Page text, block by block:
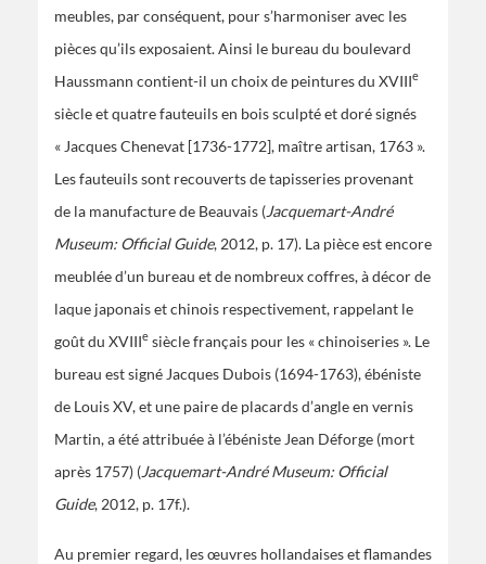
meubles, par conséquent, pour s’harmoniser avec les
pièces qu’ils exposaient. Ainsi le bureau du boulevard
Haussmann contient-il un choix de peintures du XVIIIe
siècle et quatre fauteuils en bois sculpté et doré signés
« Jacques Chenevat [1736-1772], maître artisan, 1763 ».
Les fauteuils sont recouverts de tapisseries provenant
de la manufacture de Beauvais (Jacquemart-André
Museum: Official Guide, 2012, p. 17). La pièce est encore
meublée d’un bureau et de nombreux coffres, à décor de
laque japonais et chinois respectivement, rappelant le
goût du XVIIIe siècle français pour les « chinoiseries ». Le
bureau est signé Jacques Dubois (1694-1763), ébéniste
de Louis XV, et une paire de placards d’angle en vernis
Martin, a été attribuée à l’ébéniste Jean Déforge (mort
après 1757) (Jacquemart-André Museum: Official
Guide, 2012, p. 17f.).
Au premier regard, les œuvres hollandaises et flamandes